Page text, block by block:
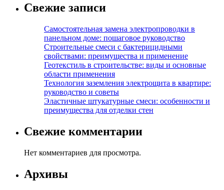
Свежие записи
Самостоятельная замена электропроводки в
панельном доме: пошаговое руководство
Строительные смеси с бактерицидными
свойствами: преимущества и применение
Геотекстиль в строительстве: виды и основные
области применения
Технология заземления электрощита в квартире:
руководство и советы
Эластичные штукатурные смеси: особенности и
преимущества для отделки стен
Свежие комментарии
Нет комментариев для просмотра.
Архивы